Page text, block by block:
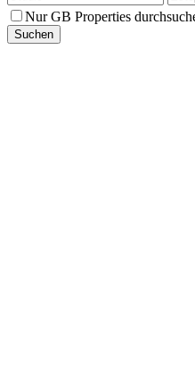
Nur GB Properties